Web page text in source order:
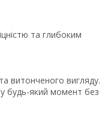
та глибоким
витонченого вигляду.
будь-який момент без